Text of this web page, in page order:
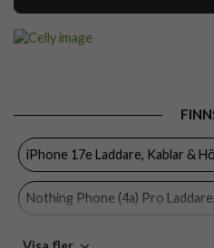
Tillverkarens art nr
iPhone 17e Laddare, Kablar &
Nothing Phone (4a) Pro
Nothing Phone (4a) Laddare,